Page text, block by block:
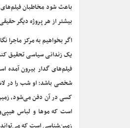
باعث ‌شود مخاطبان فیلم‌های
بیشتر از هر پروژه دیگر
یک زندانی سیاسی تحقیق
فیلم‌های گدار بیرون آمده
شخصی باشد: او شب را در
کسی در آن دفن می‌شود، زمین